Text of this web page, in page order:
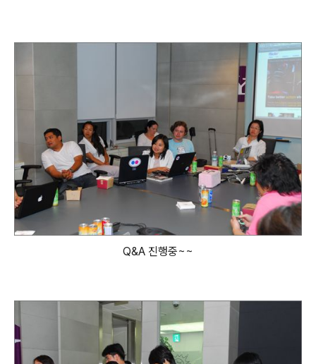
Q&A 진행중~~